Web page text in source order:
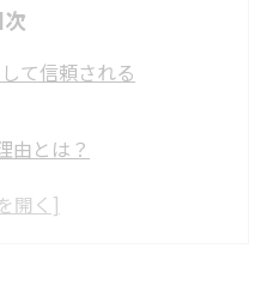
次
て信頼される
由とは？